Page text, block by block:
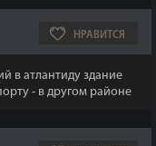
НРАВИТСЯ
в атлантиду здание
- в другом районе